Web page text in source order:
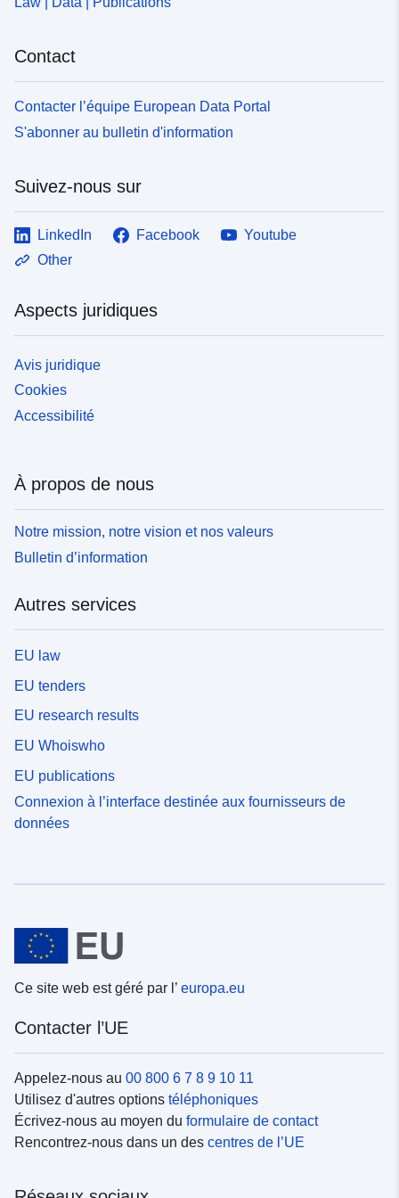
Contact
Contacter l’équipe European Data Portal
S'abonner au bulletin d'information
Suivez-nous sur
LinkedIn Facebook
Youtube
Other
Aspects juridiques
Avis juridique
Cookies
Accessibilité
À propos de nous
Notre mission, notre vision et nos valeurs
Bulletin d’information
Autres services
EU law
EU tenders
EU research results
EU Whoiswho
EU publications
Connexion à l’interface destinée aux fournisseurs de
données
Ce site web est géré par l’ europa.eu
Contacter l’UE
Appelez-nous au 00 800 6 7 8 9 10 11
Utilisez d'autres options téléphoniques
Écrivez-nous au moyen du formulaire de contact
Rencontrez-nous dans un des centres de l’UE